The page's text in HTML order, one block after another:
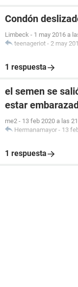
Condón
Limbeck - 1 may 2016 a
teenageriot - 2 may
1 respuesta
el semen se
estar
me2 - 13 feb 2020 a las
Hermanamayor - 13
1 respuesta